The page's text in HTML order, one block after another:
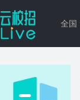
全国